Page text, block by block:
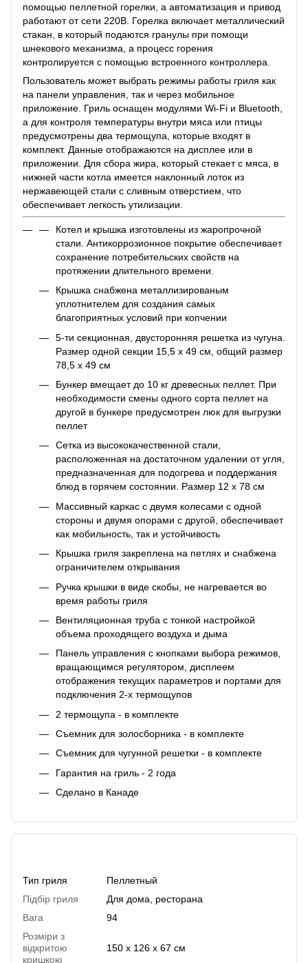
помощью пеллетной горелки, а автоматизация и привод
работают от сети 220В. Горелка включает металлический
стакан, в который подаются гранулы при помощи
шнекового механизма, а процесс горения
контролируется с помощью встроенного контроллера.
Пользователь может выбрать режимы работы гриля как
на панели управления, так и через мобильное
приложение. Гриль оснащен модулями Wi-Fi и Bluetooth,
а для контроля температуры внутри мяса или птицы
предусмотрены два термощупа, которые входят в
комплект. Данные отображаются на дисплее или в
приложении. Для сбора жира, который стекает с мяса, в
нижней части котла имеется наклонный лоток из
нержавеющей стали с сливным отверстием, что
обеспечивает легкость утилизации.
Котел и крышка изготовлены из жаропрочной
стали. Антикоррозионное покрытие обеспечивает
сохранение потребительских свойств на
протяжении длительного времени.
Крышка снабжена металлизированым
уплотнителем для создания самых
благоприятных условий при копчении
5-ти секционная, двусторонняя решетка из чугуна.
Размер одной секции 15,5 х 49 см, общий размер
78,5 x 49 см
Бункер вмещает до 10 кг древесных пеллет. При
необходимости смены одного сорта пеллет на
другой в бункере предусмотрен люк для выгрузки
пеллет
Сетка из высококачественной стали,
расположенная на достаточном удалении от угля,
предназначенная для подогрева и поддержания
блюд в горячем состоянии. Размер 12 х 78 см
Массивный каркас с двумя колесами с одной
стороны и двумя опорами с другой, обеспечивает
как мобильность, так и устойчивость
Крышка гриля закреплена на петлях и снабжена
ограничителем открывания
Ручка крышки в виде скобы, не нагревается во
время работы гриля
Вентиляционная труба с тонкой настройкой
объема проходящего воздуха и дыма
Панель управления с кнопками выбора режимов,
вращающимся регулятором, дисплеем
отображения текущих параметров и портами для
подключения 2-х термощупов
2 термощупа - в комплекте
Съемник для золосборника - в комплекте
Съемник для чугунной решетки - в комплекте
Гарантия на гриль - 2 года
Сделано в Канаде
Тип гриля
Пеллетный
Підбір гриля
Для дома, ресторана
Вага
94
Розміри з
відкритою
кришкою
150 x 126 x 67 см